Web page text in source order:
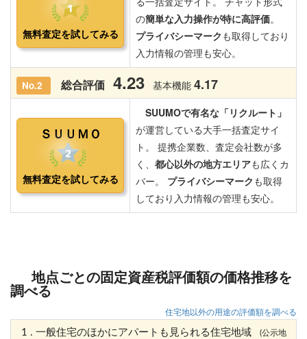
地点ごとの固定資産税評価額の価格推移を
調べる
住宅地以外の用途の評価額を調べる
1 . 一般住宅のほかにアパートも見られる住宅地域
(公示地